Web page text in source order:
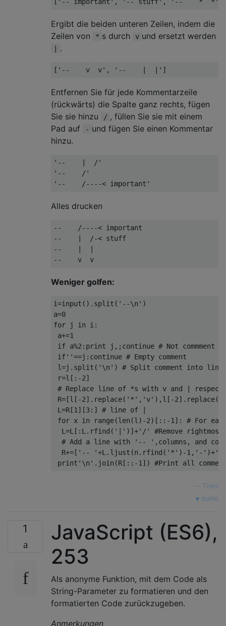
Ergibt die beiden unteren Zeilen, indem die
Zeilen von
* s durch v und ersetzt werden
.
Entfernen Sie für jede Kommentarzeile
(rückwärts) die Spalte ganz rechts, fügen
Sie sie hinzu
/ , füllen Sie sie mit einem
Pad auf
- und fügen Sie einen Kommentar
hinzu.
'--    |  /'
'--    /'
Alles drucken
--    /----< important
--    |  /-< stuff
--    |  |
Weniger golfen:
i=input (). split ( '--\n' )
a=0
for j in i :
a+=1
if a%2 : print j ,; continue # Not commment
if''==j : continue # Empty comment
l=j . split ( '\n' )
# Split comment into
r=l [:-2]
# Replace line of *s with v and |
R=[l [-2]. replace( '*' , 'v' ), l [-2]. replace(
L =R [1 ][3:]
# line of |
for x in range(len (l )-2)[::-1 ]:
# For
  L
=L [: L . rfind ( '|' )]+'/'
#Remove rightmost
# Add a line with '-- ',columns, and
  R
+=[ '-- '+L . ljust (n . rfind ( '*' )-1 , '-' )+
print '\n' . join (R [::-1 ]) #Print all
TFeld
quelle
1
JavaScript (ES6),
253
Als anonyme Funktion, mit dem Code als
String-Parameter zu formatieren und den
formatierten Code zurückzugeben.
Anmerkungen